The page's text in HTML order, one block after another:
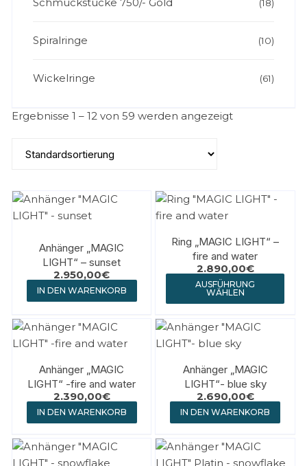
Ergebnisse 1 – 12 von 59 werden angezeigt
Anhänger „MAGIC
LIGHT“ – sunset
2.950,00€
IN DEN WARENKORB
Ring „MAGIC LIGHT“ –
fire and water
2.890,00€
AUSFÜHRUNG
WÄHLEN
Anhänger „MAGIC
LIGHT“ -fire and water
2.390,00€
IN DEN WARENKORB
Anhänger „MAGIC
LIGHT“- blue sky
2.690,00€
IN DEN WARENKORB
(18)
Spiralringe (10)
Wickelringe (61)